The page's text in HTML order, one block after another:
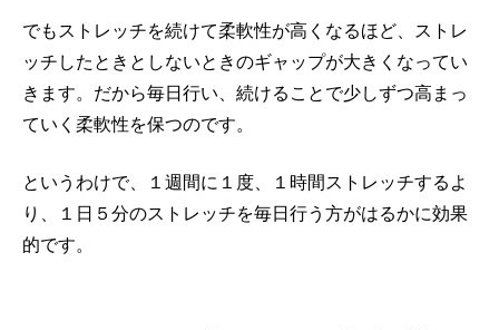
でもストレッチを続けて柔軟性が高くなるほど、ストレ
ッチしたときとしないときのギャップが大きくなってい
きます。だから毎日行い、続けることで少しずつ高まっ
ていく柔軟性を保つのです。
というわけで、１週間に１度、１時間ストレッチするよ
り、１日５分のストレッチを毎日行う方がはるかに効果
的です。